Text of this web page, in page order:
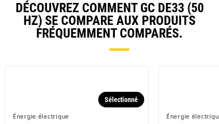
DÉCOUVREZ COMMENT GC DE33 (50
HZ) SE COMPARE AUX PRODUITS
FRÉQUEMMENT COMPARÉS.
Énergie électrique
Sélectionné
Énergie